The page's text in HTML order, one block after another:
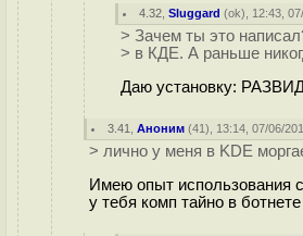
4.32 ,Sluggard (ok), 12:43,
> Зачем ты это
> в КДЕ. А раньше
Даю установку:
3.41 ,Аноним (41), 13:14, 07/06/
> лично у меня в KDE
Имею опыт использования
у тебя комп тайно в